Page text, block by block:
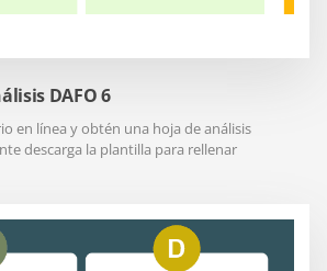
DAFO 6
en línea y obtén una hoja de análisis
descarga la plantilla para rellenar